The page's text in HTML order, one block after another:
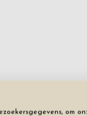
om